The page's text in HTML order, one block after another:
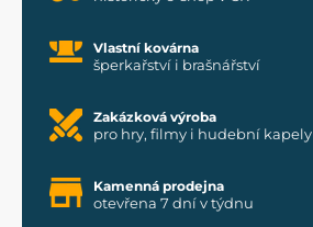
Vlastní kovárna
šperkařství i brašnářství
Zakázková výroba
pro hry, filmy i hudební kapely
Kamenná prodejna
otevřena 7 dní v týdnu